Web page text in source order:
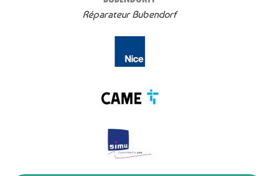
Réparateur Bubendorf